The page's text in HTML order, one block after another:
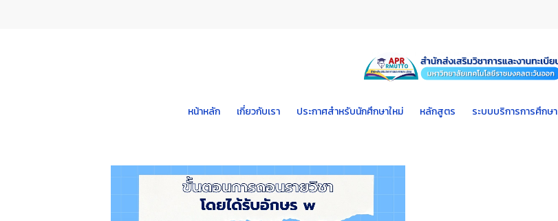
หน้าหลัก เกี่ยวกับเรา ประกาศสำหรับนักศึกษาใหม่ หลักสูตร ระบบบริการการศึกษา